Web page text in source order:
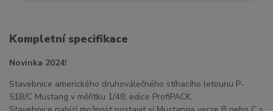
Kompletní specifikace
Novinka 2024!
Stavebnice amerického druhoválečného stíhacího letounu P-
51B/C Mustang v měřítku 1/48; edice ProfiPACK.